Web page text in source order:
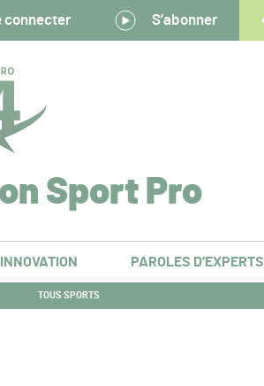
connecter S’abonner
Sport Pro
PAROLES D’EXPERTS
TOUS SPORTS